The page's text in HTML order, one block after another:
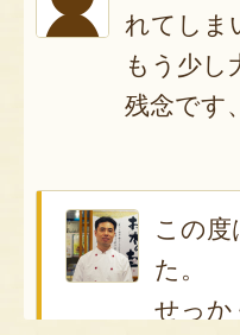
れてしま
もう少し
残念です、
この
た。
せっか